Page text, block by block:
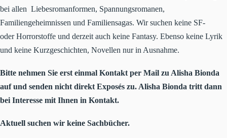
bei allen Liebesromanformen, Spannungsromanen,
Familiengeheimnissen und Familiensagas. Wir suchen keine SF-
oder Horrorstoffe und derzeit auch keine Fantasy. Ebenso keine Lyrik
und keine Kurzgeschichten, Novellen nur in Ausnahme.
Bitte nehmen Sie erst einmal Kontakt per Mail zu Alisha Bionda
auf und senden nicht direkt Exposés zu. Alisha Bionda tritt dann
bei Interesse mit Ihnen in Kontakt.
Aktuell suchen wir keine Sachbücher.